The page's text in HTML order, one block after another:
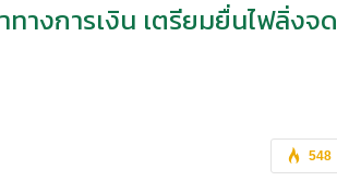
างการเงิน เตรียมยื่นไฟลิ่งจด
548